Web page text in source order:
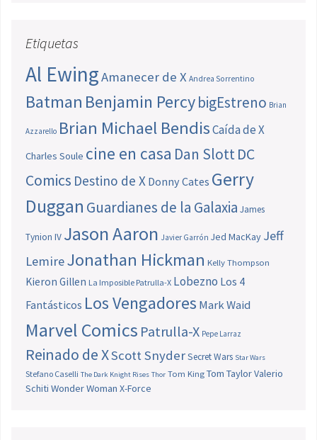
Etiquetas
Al EwingAmanecer de X Andrea Sorrentino
Batman Benjamin PercybigEstreno Brian
Azzarello Brian Michael BendisCaída de X
Charles Soule cine en casa Dan SlottDC
Comics Destino de X Donny Cates Gerry
Duggan Guardianes de la Galaxia James
Tynion IV Jason Aaron Javier Garrón Jed MacKay Jeff
LemireJonathan Hickman Kelly Thompson
Kieron Gillen La Imposible Patrulla-X Lobezno Los 4
Fantásticos Los Vengadores Mark Waid
Marvel Comics Patrulla-X Pepe Larraz
Reinado de XScott SnyderSecret Wars Star Wars
Stefano Caselli The Dark Knight Rises Thor Tom King Tom TaylorValerio
Schiti Wonder Woman X-Force